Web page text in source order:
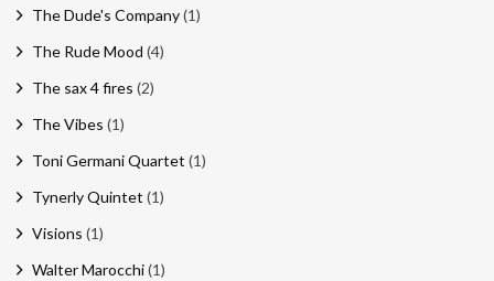
The Dude's Company(1)
The Rude Mood (4)
The sax 4 fires (2)
The Vibes (1)
Toni Germani Quartet (1)
Tynerly Quintet (1)
Visions (1)
Walter Marocchi(1)